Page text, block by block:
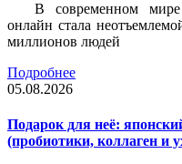
В современном
онлайн стала
миллионов людей
Подробнее
05.08.2026
Подарок для неё:
(пробиотики, коллаген и